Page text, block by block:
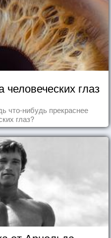
глаз
что-нибудь прекраснее
глаз?